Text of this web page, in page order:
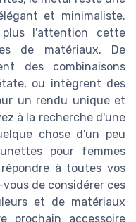
et minimaliste.
l'attention cette
de matériaux. De
des combinaisons
ou intègrent des
un rendu unique et
à la recherche d'une
chose d'un peu
pour femmes
à toutes vos
de considérer ces
et de matériaux
prochain accessoire